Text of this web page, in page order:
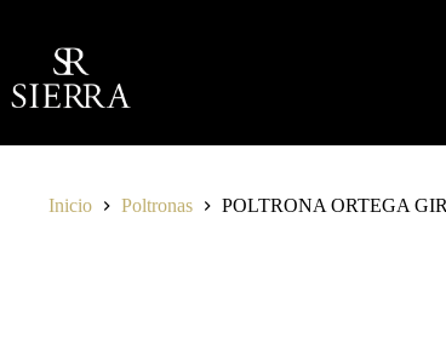
contenido
Inicio Poltronas
POLTRONA ORTEGA